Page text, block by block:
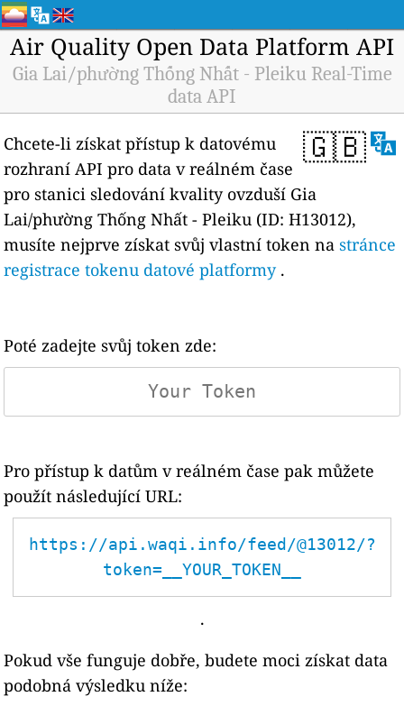
Air Quality Open Data Platform API
Gia Lai/phường Thống Nhất - Pleiku Real-Time
data API
🇬🇧
Chcete-li získat přístup k datovému
rozhraní API pro data v reálném čase
pro stanici sledování kvality ovzduší Gia
Lai/phường Thống Nhất - Pleiku (ID: H13012),
musíte nejprve získat svůj vlastní token nastránce
registrace tokenu datové platformy.
Poté zadejte svůj token zde:
Pro přístup k datům v reálném čase pak můžete
použít následující URL:
https://api.waqi.info/feed/@13012/?
token=__YOUR_TOKEN__
.
Pokud vše funguje dobře, budete moci získat data
podobná výsledku níže: